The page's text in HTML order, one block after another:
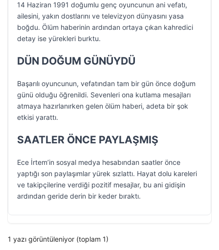
14 Haziran 1991 doğumlu genç oyuncunun ani vefatı,
ailesini, yakın dostlarını ve televizyon dünyasını yasa
boğdu. Ölüm haberinin ardından ortaya çıkan kahredici
detay ise yürekleri burktu.
DÜN DOĞUM GÜNÜYDÜ
Başarılı oyuncunun, vefatından tam bir gün önce doğum
günü olduğu öğrenildi. Sevenleri ona kutlama mesajları
atmaya hazırlanırken gelen ölüm haberi, adeta bir şok
etkisi yarattı.
SAATLER ÖNCE PAYLAŞMIŞ
Ece İrtem’in sosyal medya hesabından saatler önce
yaptığı son paylaşımlar yürek sızlattı. Hayat dolu kareleri
ve takipçilerine verdiği pozitif mesajlar, bu ani gidişin
ardından geride derin bir keder bıraktı.
1 yazı görüntüleniyor (toplam 1)